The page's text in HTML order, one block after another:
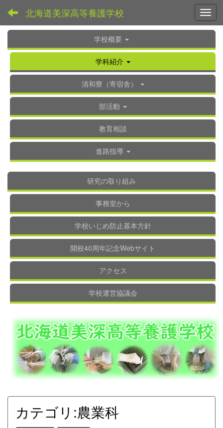
北海道美深高等養護学校
学校概要
学科紹介
清和寮（寄宿舎）
部活動
教育相談
進路指導
研究の取り組み
事務室から
学校いじめ防止基本方針
開校40周年記念Webサイト
アクセス
学校運営協議会
カテゴリ:農業科